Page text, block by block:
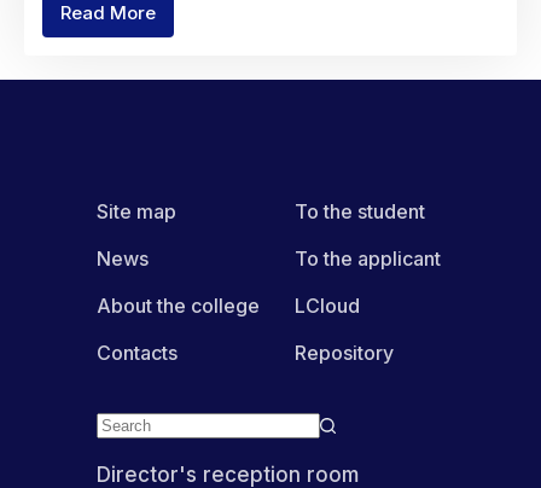
Read MoreПрезентація
книги
Director's reception room
Site map
News
About the college
Contacts
To the student
To the applicant
LCloud
Repository